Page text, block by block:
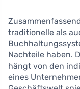
traditionelle als
Nachteile haben.
hängt von den
eines